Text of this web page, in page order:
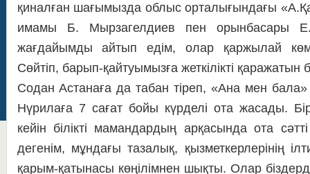
қиналған шағымызда облыс орталығындағы
имамы Б. Мырзагелдиев пен орынбасары
жағдайымды айтып едім, олар қаржылай
Сөйтіп, барып-қайтуымызға жеткілікті қаражатын
Содан Астанаға да табан тіреп, «Ана мен
Нүрилаға 7 сағат бойы күрделі ота жасады.
кейін білікті мамандардың арқасында ота
дегенім, мұндағы тазалық, қызметкерлерінің
қарым-қатынасы көңілімнен шықты. Олар